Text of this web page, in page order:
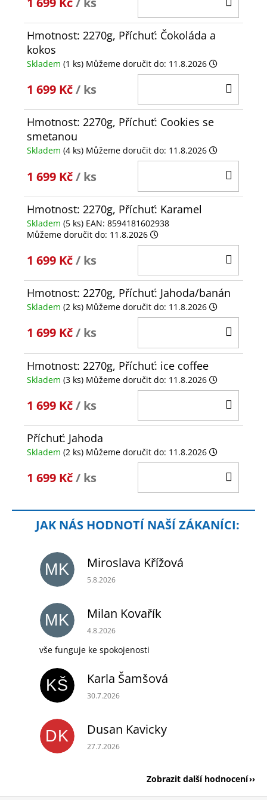
Hmotnost: 2270g, Příchuť: Čokoláda a
kokos
Skladem (1 ks) Můžeme doručit do: 11.8.2026
1 699 Kč/ ks
Hmotnost: 2270g, Příchuť: Cookies se
smetanou
Skladem (4 ks) Můžeme doručit do: 11.8.2026
1 699 Kč/ ks
Hmotnost: 2270g, Příchuť: Karamel
Skladem (5 ks) EAN: 8594181602938
Můžeme doručit do: 11.8.2026
1 699 Kč/ ks
Hmotnost: 2270g, Příchuť: Jahoda/banán
Skladem (2 ks) Můžeme doručit do: 11.8.2026
1 699 Kč/ ks
Hmotnost: 2270g, Příchuť: ice coffee
Skladem (3 ks) Můžeme doručit do: 11.8.2026
1 699 Kč/ ks
Příchuť: Jahoda
Skladem (2 ks) Můžeme doručit do: 11.8.2026
1 699 Kč/ ks
MK Miroslava Křížová
Hodnocení obchodu je 5 z 5 hvězdiček.
5.8.2026
MK Milan Kovařík
Hodnocení obchodu je 5 z 5 hvězdiček.
4.8.2026
vše funguje ke spokojenosti
KŠ Karla Šamšová
Hodnocení obchodu je 5 z 5 hvězdiček.
30.7.2026
DK Dusan Kavicky
Hodnocení obchodu je 5 z 5 hvězdiček.
27.7.2026
Zobrazit další hodnocení